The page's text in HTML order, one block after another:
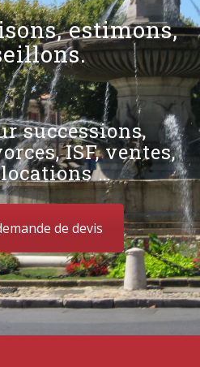
estimons,
successions,
ISF, ventes,
…
de devis